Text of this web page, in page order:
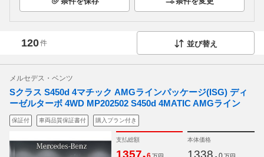
120件 並び替え
メルセデス・ベンツ
Sクラス S450d 4マチック AMGラインパッケージ(ISG) ディ
ーゼルターボ 4WD MP202502 S450d 4MATIC AMGライン
保証付 車両品質保証書付 購入プラン付き
支払総額
1357.
本体価格
1338.